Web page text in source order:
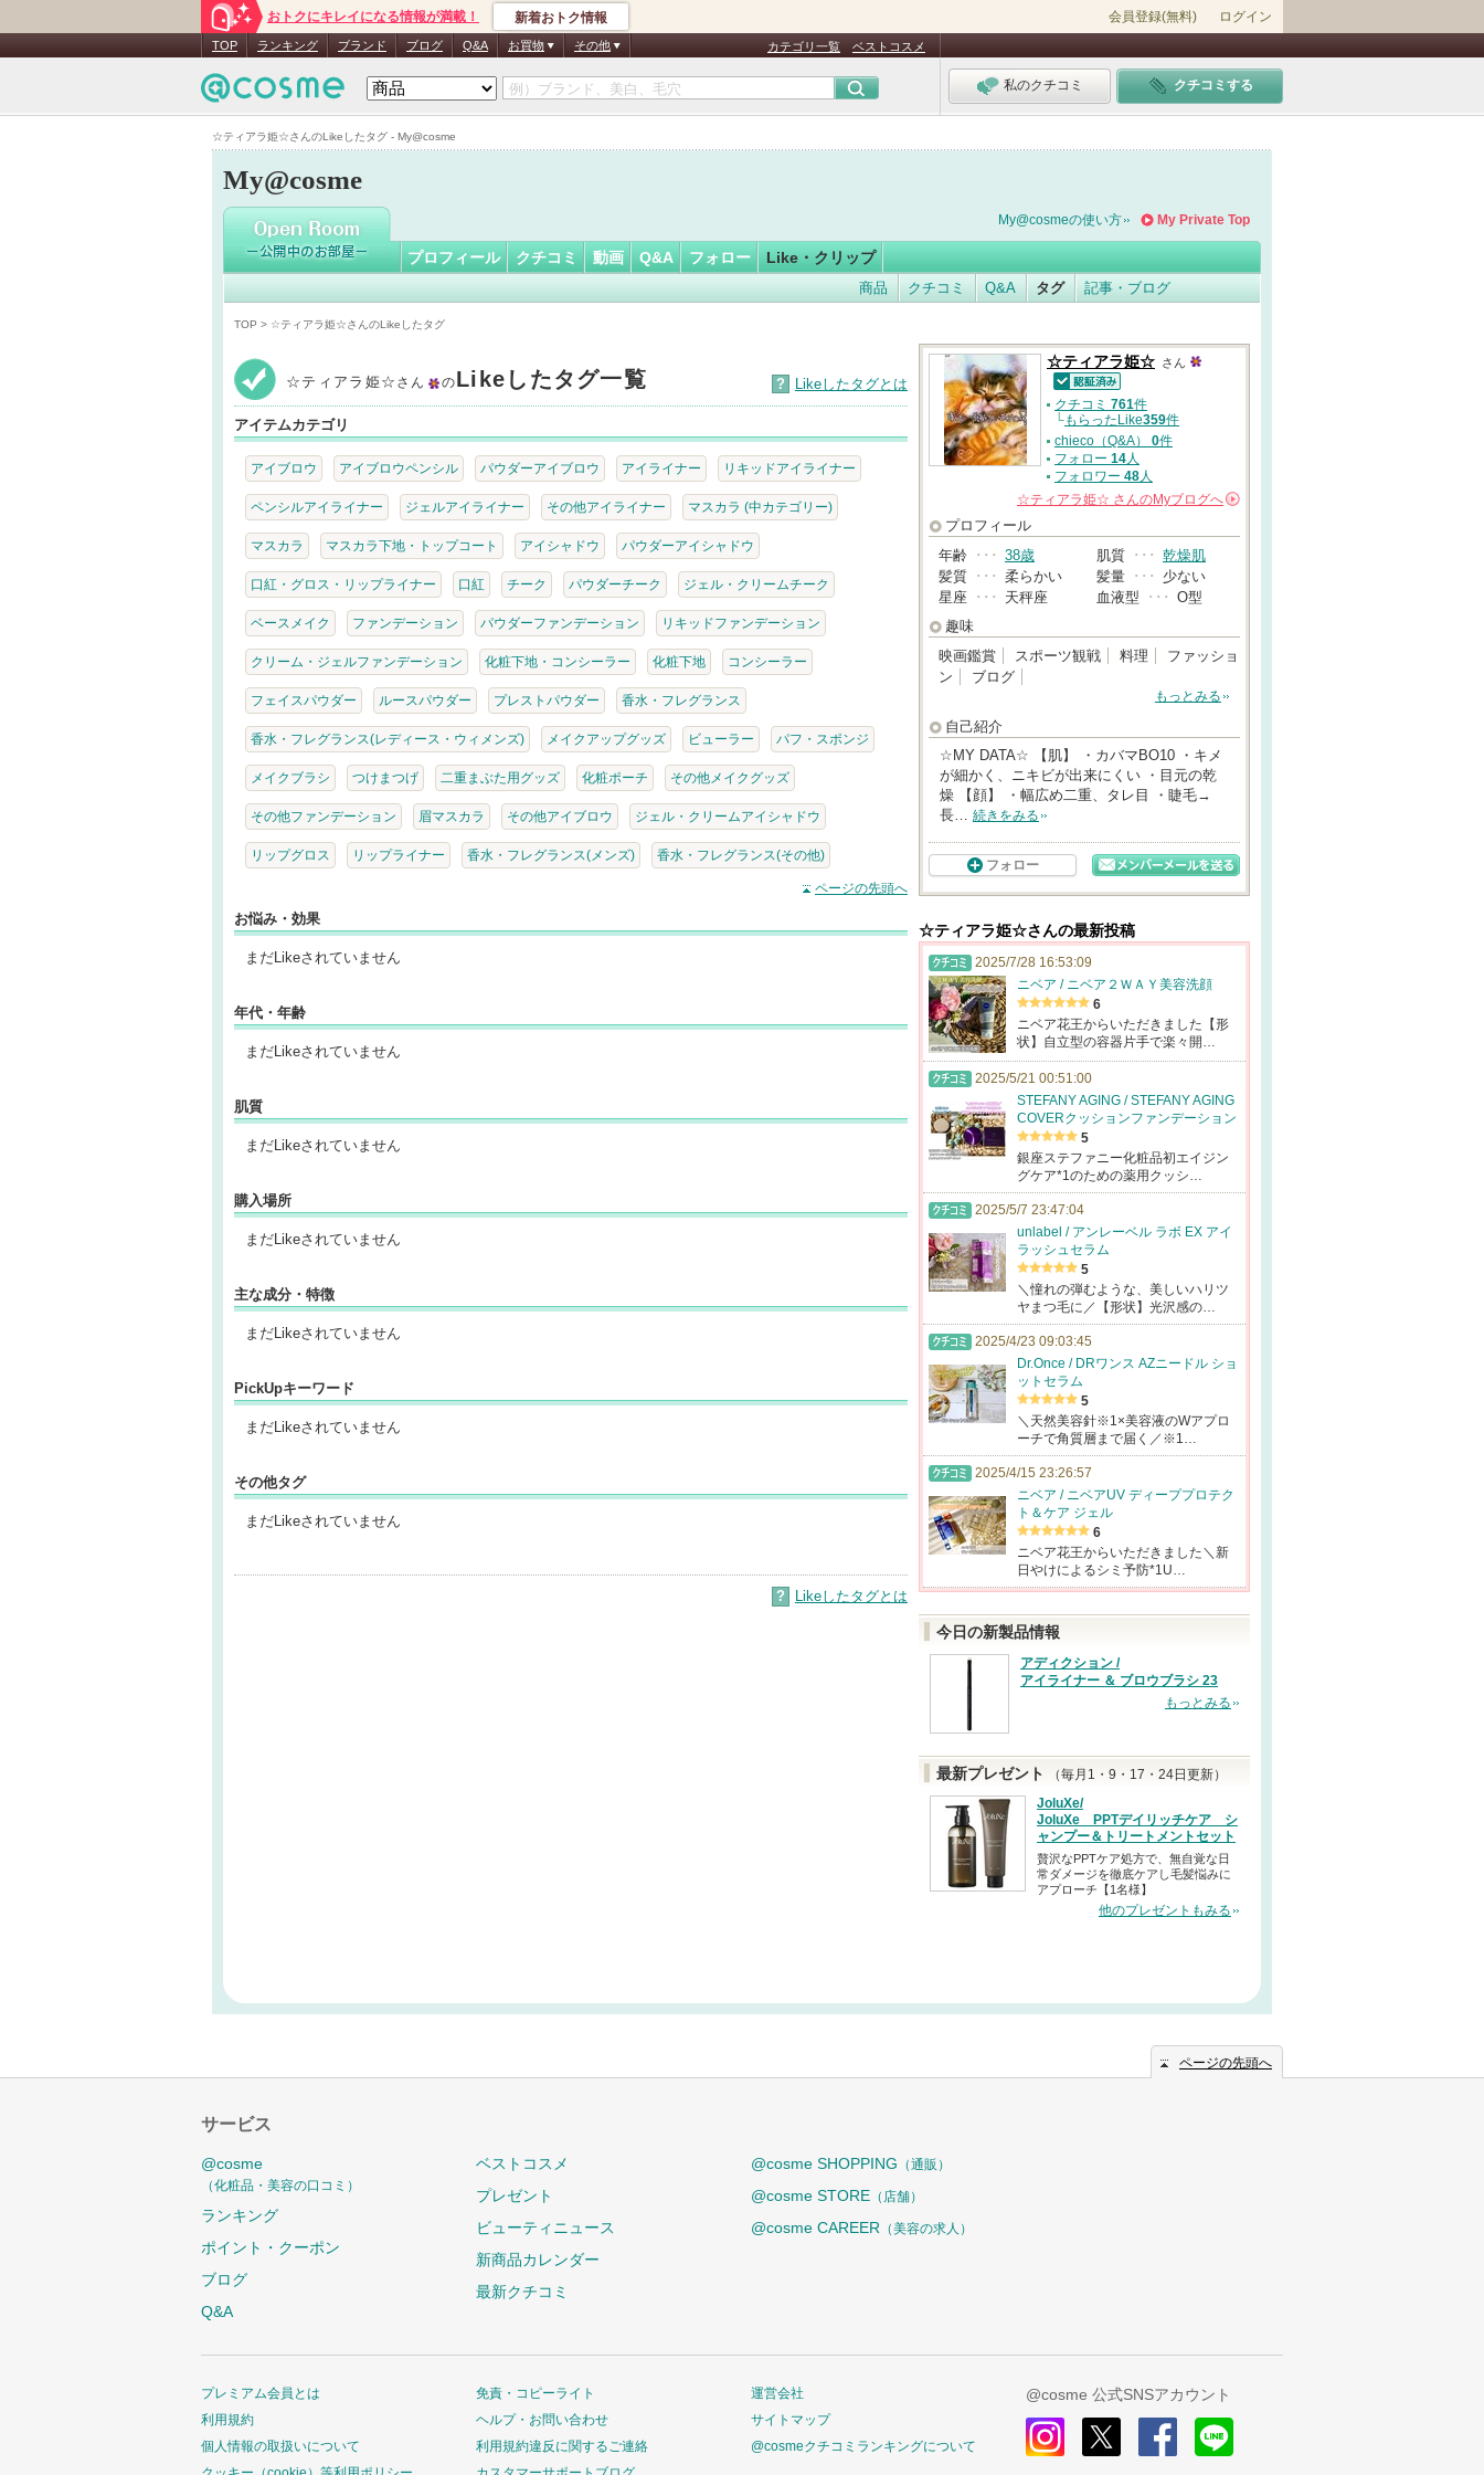
☆ティアラ姫☆さんのLikeしたタグ - My@cosme
おトクにキレイになる情報が満載！ 新着おトク情報 会員登録(無料) ログイン
TOP ランキング ブランド ブログ Q&A お買物 その他 カテゴリ一覧 ベストコスメ
私のクチコミ クチコミする
My@cosme
☆ティアラ姫☆さん
認
証
My Private Top
My@cosmeの使い方
プロフィール クチコミ 動画 Q&A フォロー Like・クリップ
商品 クチコミ Q&A タグ 記事・ブログ
TOP > ☆ティアラ姫☆さんのLikeしたタグ
☆ティアラ姫☆ さん のLikeしたタグ一覧 ? Likeしたタグとは
アイテムカテゴリ
アイブロウ アイブロウペンシル パウダーアイブロウ アイライナー リキッドアイライナー
ペンシルアイライナー ジェルアイライナー その他アイライナー マスカラ (中カテゴリー)
マスカラ マスカラ下地・トップコート アイシャドウ パウダーアイシャドウ
口紅・グロス・リップライナー 口紅 チーク パウダーチーク ジェル・クリームチーク
ベースメイク ファンデーション パウダーファンデーション リキッドファンデーション
クリーム・ジェルファンデーション 化粧下地・コンシーラー 化粧下地 コンシーラー
フェイスパウダー ルースパウダー プレストパウダー 香水・フレグランス
香水・フレグランス(レディース・ウィメンズ) メイクアップグッズ ビューラー パフ・スポンジ
メイクブラシ つけまつげ 二重まぶた用グッズ 化粧ポーチ その他メイクグッズ
その他ファンデーション 眉マスカラ その他アイブロウ ジェル・クリームアイシャドウ
リップグロス リップライナー 香水・フレグランス(メンズ) 香水・フレグランス(その他)
ページの先頭へ
お悩み・効果
まだLikeされていません
年代・年齢
まだLikeされていません
肌質
まだLikeされていません
購入場所
まだLikeされていません
主な成分・特徴
まだLikeされていません
PickUpキーワード
まだLikeされていません
その他タグ
まだLikeされていません
? Likeしたタグとは
☆ティアラ姫☆ さん
認証済
クチコミ 761件
└もらったLike359件
chieco（Q&A） 0件
フォロー 14人
フォロワー 48人
☆ティアラ姫☆ さんのMyブログへ
プロフィール
年齢 ･･･ 38歳 肌質 ･･･ 乾燥肌
髪質 ･･･ 柔らかい 髪量 ･･･
少ない
星座 ･･･ 天秤座 血液型 ･･･ O型
趣味
映画鑑賞
スポーツ観戦 料理
ファッショ
ン
ブログ
もっとみる
自己紹介
☆MY DATA☆ 【肌】 ・カバマBO10 ・キメ
が細かく、ニキビが出来にくい ・目元の乾
燥 【顔】 ・幅広め二重、タレ目 ・睫毛→
長… 続きをみる
フォロー
☆ティアラ姫☆さんの最新投稿
2025/7/28 16:53:09
ニベア / ニベア２ＷＡＹ美容洗顔
6
ニベア花王からいただきました【形
状】自立型の容器片手で楽々開…
2025/5/21 00:51:00
STEFANY AGING / STEFANY AGING
COVERクッションファンデーション
5
銀座ステファニー化粧品初エイジン
グケア*1のための薬用クッシ…
2025/5/7 23:47:04
unlabel / アンレーベル ラボ EX アイ
ラッシュセラム
5
＼憧れの弾むような、美しいハリツ
ヤまつ毛に／【形状】光沢感の…
2025/4/23 09:03:45
Dr.Once / DRワンス AZニードル ショ
ットセラム
5
＼天然美容針※1×美容液のWアプロ
ーチで角質層まで届く／※1…
2025/4/15 23:26:57
ニベア / ニベアUV ディーププロテク
ト＆ケア ジェル
6
ニベア花王からいただきました＼新
日やけによるシミ予防*1U…
今日の新製品情報
アディクション /
アイライナー ＆ ブロウブラシ 23
もっとみる
最新プレゼント
（毎月1・9・17・24日更新）
JoluXe/
JoluXe PPTデイリッチケア シ
ャンプー＆トリートメントセット
贅沢なPPTケア処方で、無自覚な日
常ダメージを徹底ケアし毛髪悩みに
アプローチ【1名様】
他のプレゼントもみる
ページの先頭へ
サービス
@cosme
（化粧品・美容の口コミ）
ランキング
ポイント・クーポン
ブログ
Q&A
ベストコスメ
プレゼント
ビューティニュース
新商品カレンダー
最新クチコミ
@cosme SHOPPING （通販）
@cosme STORE （店舗）
@cosme CAREER （美容の求人）
プレミアム会員とは
利用規約
個人情報の取扱いについて
免責・コピーライト
ヘルプ・お問い合わせ
利用規約違反に関するご連絡
運営会社
サイトマップ
@cosmeクチコミランキングについて
@cosme 公式SNSアカウント